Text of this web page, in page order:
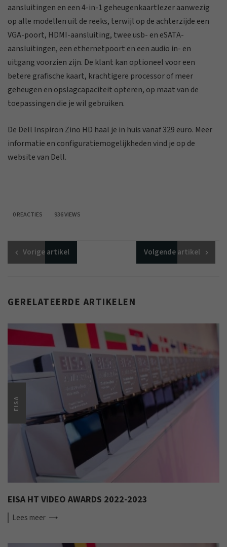
aansluitingen en een 4-in-1 geheugenkaartlezer aanwezig
op alle modellen uit de reeks, terwijl op de achterzijde een
VGA-poort, HDMI-aansluiting, twee usb- en eSATA-
aansluitingen, een ethernetpoort en een audio in- en
uitgang voorzien zijn. De klant kan optioneel voor een
betere grafische kaart, krachtigere processor of meer
geheugen en opslagcapaciteit opteren, op maat van de
toepassingen die je wil gebruiken.
De Dell Inspiron Zino HD haal je in huis vanaf 329 euro. Meer
informatie en configuratiemogelijkheden vind je op de
website van Dell.
0 REACTIES 936 VIEWS
Vorigeartikel Volgendeartikel
GERELATEERDE ARTIKELEN
EISA
EISA HT VIDEO AWARDS 2022-2023
Lees meer